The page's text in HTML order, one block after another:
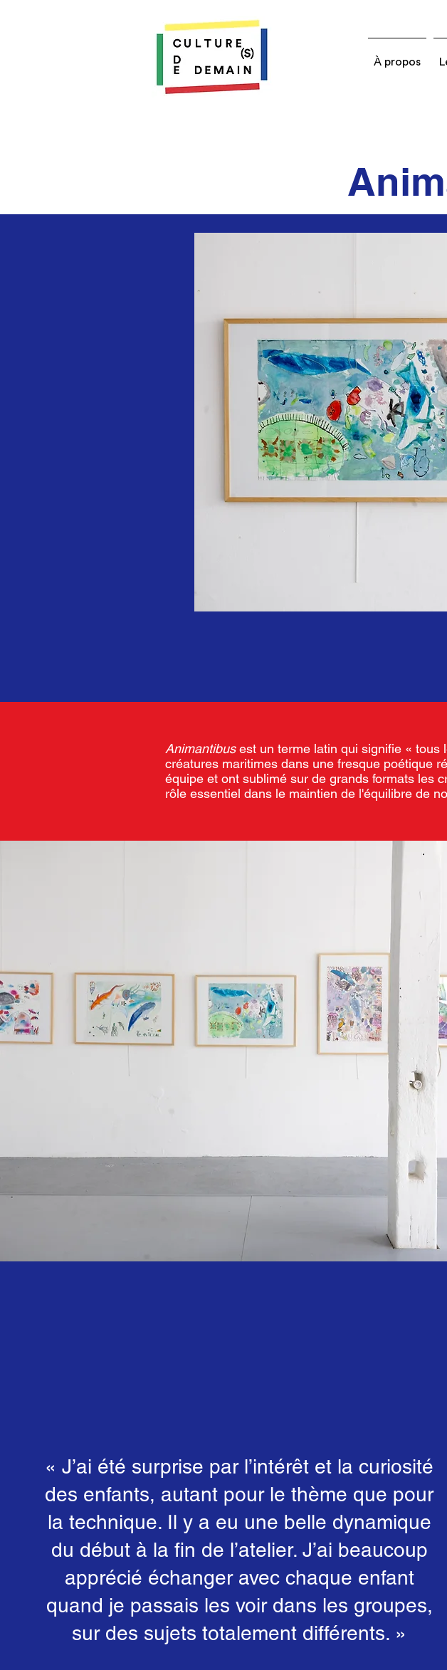
À propos
Animantibusest un terme latin qui signifie « tous
créatures maritimes dans une fresque poétique
équipe et ont sublimé sur de grands formats les
rôle essentiel dans le maintien de l'équilibre de
« J’ai été surprise par l’intérêt et la curiosité
des enfants, autant pour le thème que pour
la technique. Il y a eu une belle dynamique
du début à la fin de l’atelier. J’ai beaucoup
apprécié échanger avec chaque enfant
quand je passais les voir dans les groupes,
sur des sujets totalement différents. »